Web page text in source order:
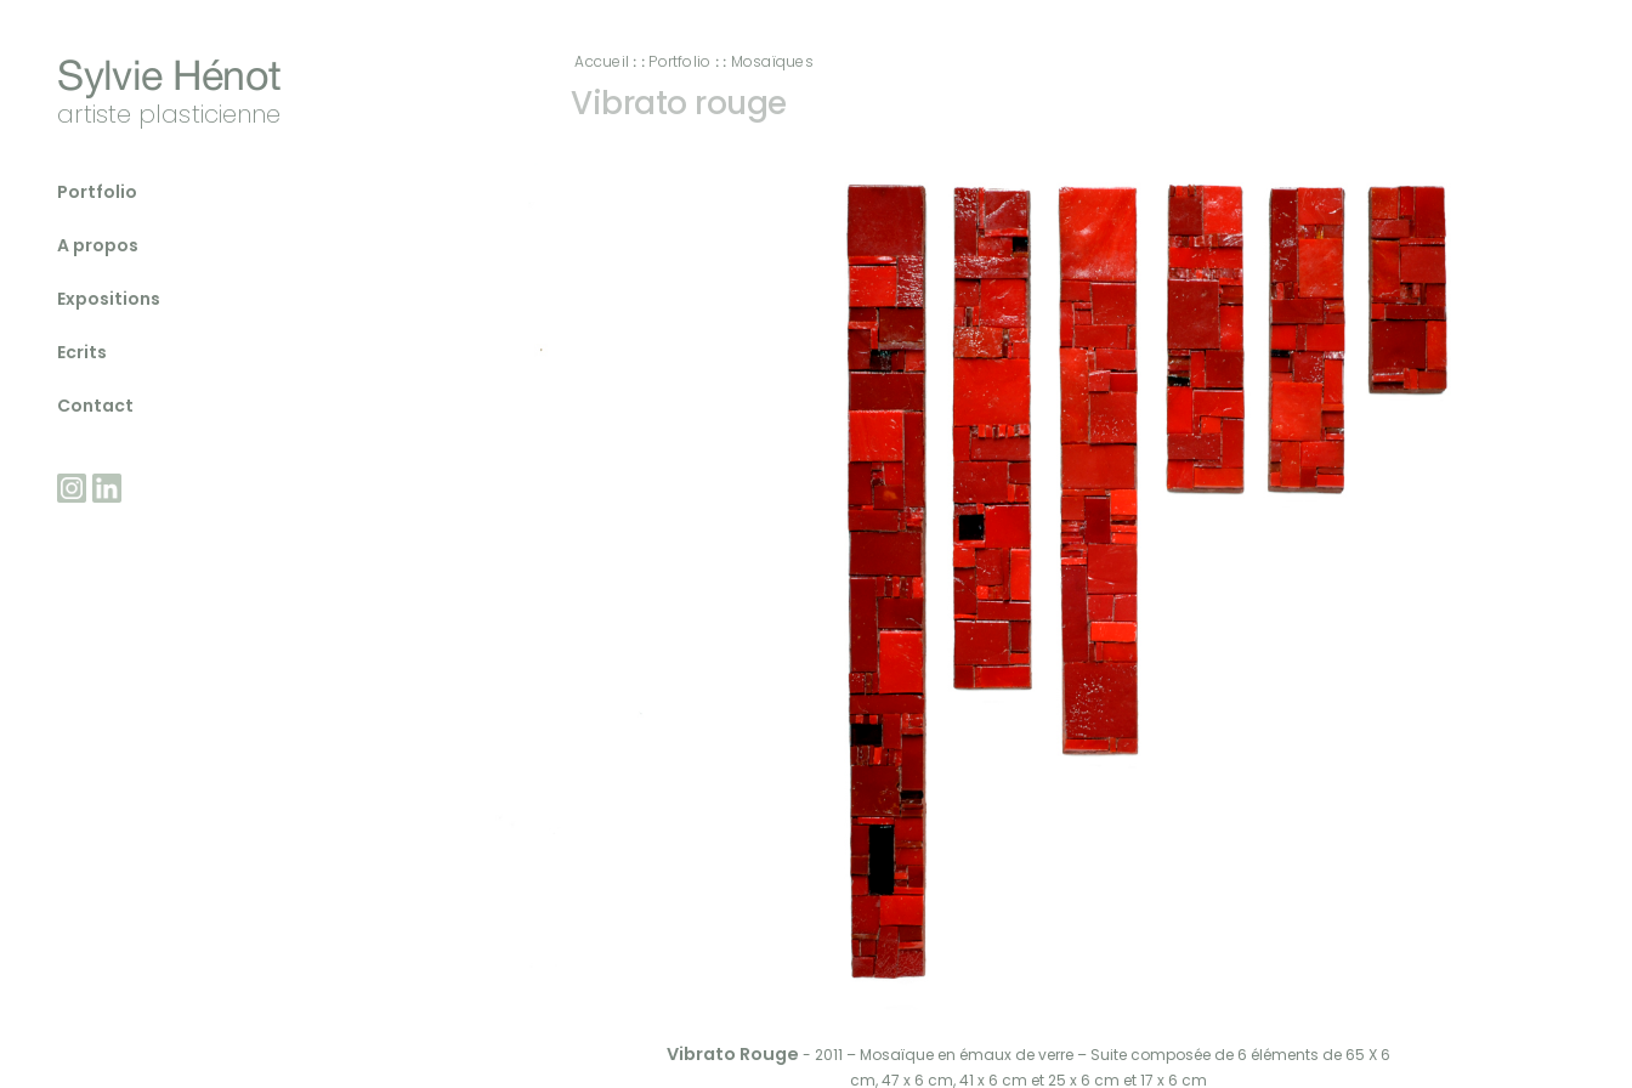
Sylvie Hénot
artiste plasticienne
Portfolio
A propos
Expositions
Ecrits
Contact
Accueil : : Portfolio : : Mosaïques
Vibrato rouge
Vibrato Rouge - 2011 – Mosaïque en émaux de verre – Suite composée de 6 éléments de 65 X 6
cm, 47 x 6 cm, 41 x 6 cm et 25 x 6 cm et 17 x 6 cm